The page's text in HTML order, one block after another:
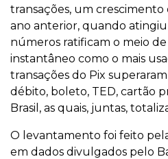
transações, um crescimento
ano anterior, quando atingiu
números ratificam o meio
instantâneo como o mais
transações do Pix
débito, boleto, TED, cartão
Brasil, as quais, juntas,
O levantamento foi feito
em dados divulgados pelo